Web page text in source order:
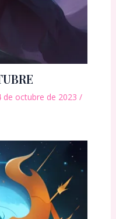
de octubre de 2023 /